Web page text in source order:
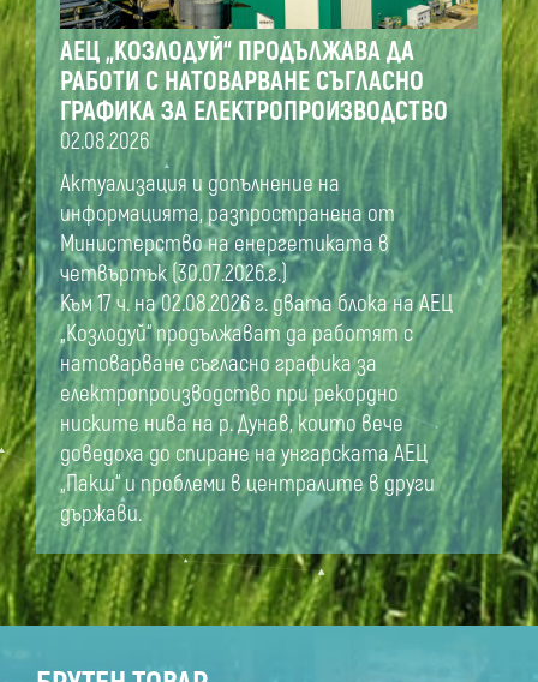
АЕЦ „КОЗЛОДУЙ“ ПРОДЪЛЖАВА ДА
РАБОТИ С НАТОВАРВАНЕ СЪГЛАСНО
ГРАФИКА ЗА ЕЛЕКТРОПРОИЗВОДСТВО
02.08.2026
Актуализация и допълнение на
информацията, разпространена от
Министерство на енергетиката в
четвъртък (30.07.2026.г.)
Към 17 ч. на 02.08.2026 г. двата блока на АЕЦ
„Козлодуй“ продължават да работят с
натоварване съгласно графика за
електропроизводство при рекордно
ниските нива на р. Дунав, които вече
доведоха до спиране на унгарската АЕЦ
„Пакш“ и проблеми в централите в други
държави.